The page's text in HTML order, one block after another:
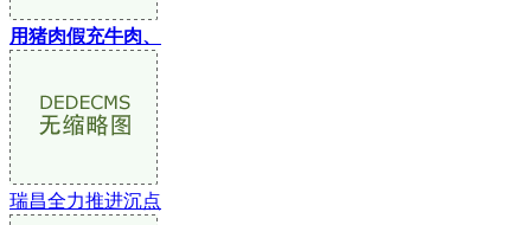
用猪肉假充牛肉、
瑞昌全力推进沉点